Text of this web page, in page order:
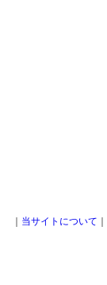
｜ 当サイトについて ｜